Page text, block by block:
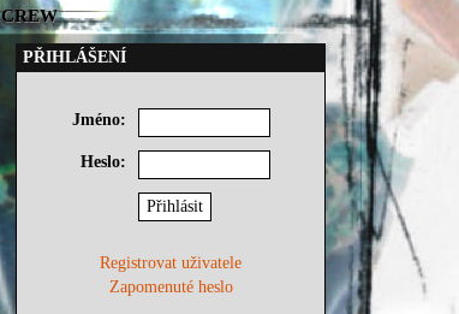
CREW
PŘIHLÁŠENÍ
Jméno:
Heslo:
Registrovat uživatele
Zapomenuté heslo